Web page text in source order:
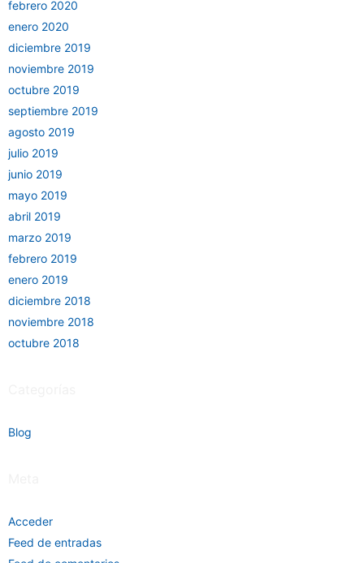
febrero 2020
enero 2020
diciembre 2019
noviembre 2019
octubre 2019
septiembre 2019
agosto 2019
julio 2019
junio 2019
mayo 2019
abril 2019
marzo 2019
febrero 2019
enero 2019
diciembre 2018
noviembre 2018
octubre 2018
Blog
Acceder
Feed de entradas